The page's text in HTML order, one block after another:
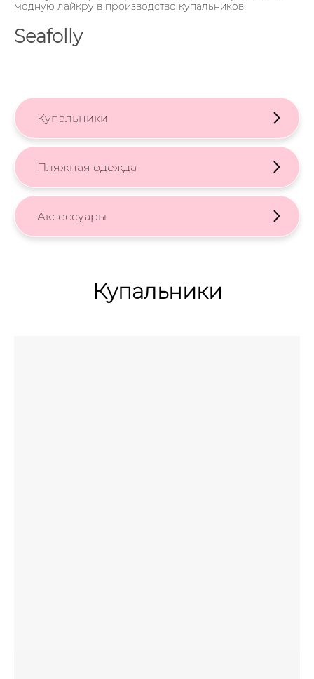
модную лайкру в производство купальников
Seafolly
Купальники
Пляжная одежда
Аксессуары
Купальники